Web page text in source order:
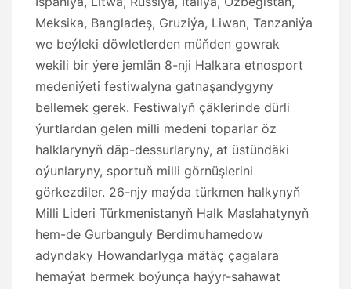
Meksika, Bangladeş, Gruziýa, Liwan, Tanzaniýa
we beýleki döwletlerden müňden gowrak
wekili bir ýere jemlän 8-nji Halkara etnosport
medeniýeti festiwalyna gatnaşandygyny
bellemek gerek. Festiwalyň çäklerinde dürli
ýurtlardan gelen milli medeni toparlar öz
halklarynyň däp-dessurlaryny, at üstündäki
oýunlaryny, sportuň milli görnüşlerini
görkezdiler. 26-njy maýda türkmen halkynyň
Milli Lideri Türkmenistanyň Halk Maslahatynyň
hem-de Gurbanguly Berdimuhamedow
adyndaky Howandarlyga mätäç çagalara
hemaýat bermek boýunça haýyr-sahawat